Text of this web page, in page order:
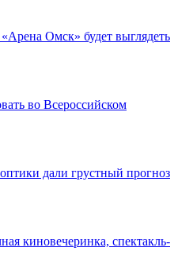
Омск» будет выглядеть
во Всероссийском
дали грустный прогноз
киновечеринка, спектакль-